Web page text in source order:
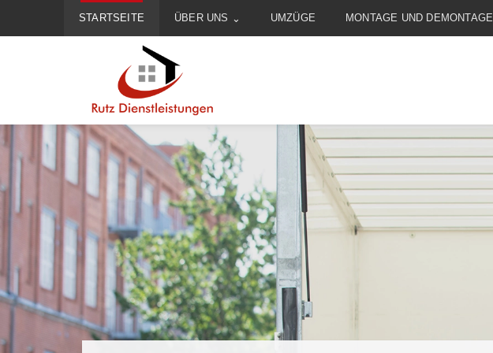
Inhalt
STARTSEITE ÜBER UNS UMZÜGE MONTAGE UND DEMONTAGE